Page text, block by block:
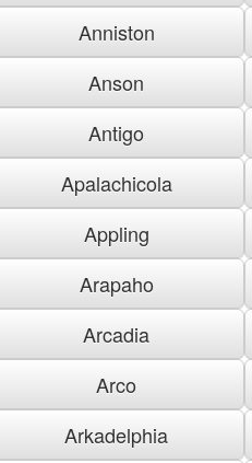
Anniston
Anson
Antigo
Apalachicola
Appling
Arapaho
Arcadia
Arco
Arkadelphia